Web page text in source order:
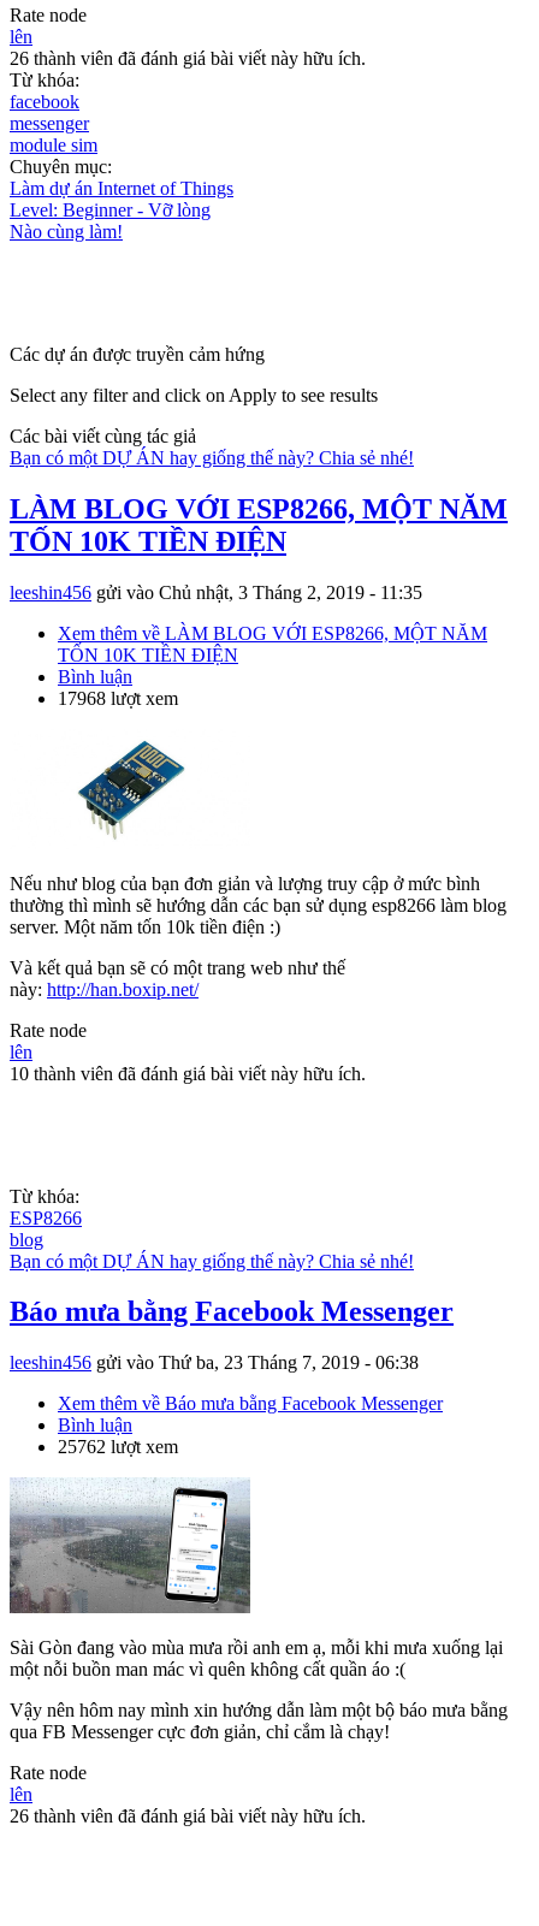
Rate node
lên
26 thành viên đã đánh giá bài viết này hữu ích.
Từ khóa:
facebook
messenger
module sim
Chuyên mục:
Làm dự án Internet of Things
Level: Beginner - Vỡ lòng
Nào cùng làm!
Các dự án được truyền cảm hứng
Select any filter and click on Apply to see results
Các bài viết cùng tác giả
Bạn có một DỰ ÁN hay giống thế này? Chia sẻ nhé!
LÀM BLOG VỚI ESP8266, MỘT NĂM
TỐN 10K TIỀN ĐIỆN
leeshin456 gửi vào Chủ nhật, 3 Tháng 2, 2019 - 11:35
Xem thêm về LÀM BLOG VỚI ESP8266, MỘT NĂM
TỐN 10K TIỀN ĐIỆN
Bình luận
17968 lượt xem
Nếu như blog của bạn đơn giản và lượng truy cập ở mức bình
thường thì mình sẽ hướng dẫn các bạn sử dụng esp8266 làm blog
server. Một năm tốn 10k tiền điện :)
Và kết quả bạn sẽ có một trang web như thế
này: http://han.boxip.net/
Rate node
lên
10 thành viên đã đánh giá bài viết này hữu ích.
Từ khóa:
ESP8266
blog
Bạn có một DỰ ÁN hay giống thế này? Chia sẻ nhé!
Báo mưa bằng Facebook Messenger
leeshin456 gửi vào Thứ ba, 23 Tháng 7, 2019 - 06:38
Xem thêm về Báo mưa bằng Facebook Messenger
Bình luận
25762 lượt xem
Sài Gòn đang vào mùa mưa rồi anh em ạ, mỗi khi mưa xuống lại
một nỗi buồn man mác vì quên không cất quần áo :(
Vậy nên hôm nay mình xin hướng dẫn làm một bộ báo mưa bằng
qua FB Messenger cực đơn giản, chỉ cắm là chạy!
Rate node
lên
26 thành viên đã đánh giá bài viết này hữu ích.